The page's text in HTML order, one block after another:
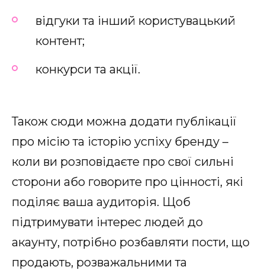
відгуки та інший користувацький
контент;
конкурси та акції.
Також сюди можна додати публікації
про місію та історію успіху бренду –
коли ви розповідаєте про свої сильні
сторони або говорите про цінності, які
поділяє ваша аудиторія. Щоб
підтримувати інтерес людей до
акаунту, потрібно розбавляти пости, що
продають, розважальними та